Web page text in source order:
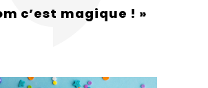
c’est magique ! »